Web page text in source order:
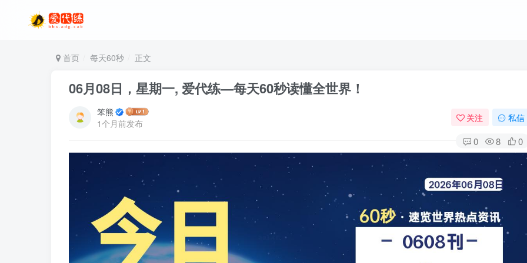
首页 每天60秒 正文
06月08日，星期一, 爱代练—每天60秒读懂全世界！
笨熊
1个月前发布
关注 私信
0 8 0